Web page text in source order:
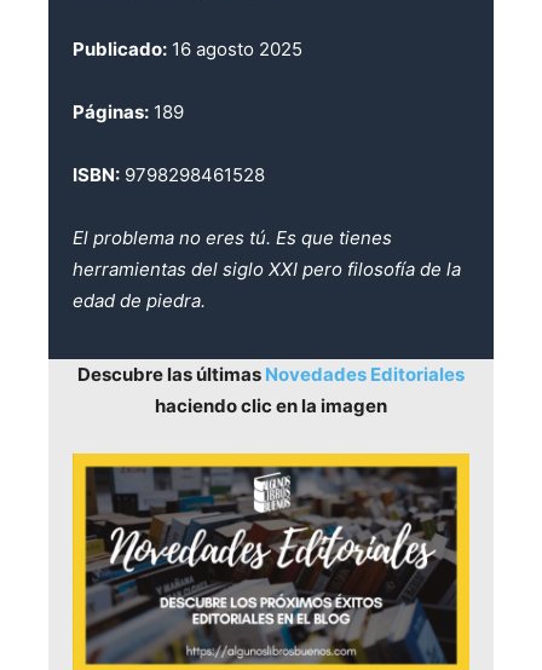
Publicado: 16 agosto 2025
Páginas: 189
ISBN: 9798298461528
El problema no eres tú. Es que tienes
herramientas del siglo XXI pero filosofía de la
edad de piedra.
Descubre las últimas Novedades Editoriales
haciendo clic en la imagen